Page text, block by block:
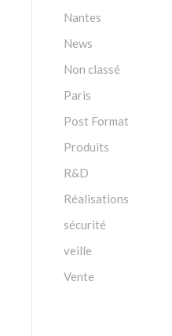
Nantes
News
Non classé
Paris
Post Format
Produits
R&D
Réalisations
sécurité
veille
Vente